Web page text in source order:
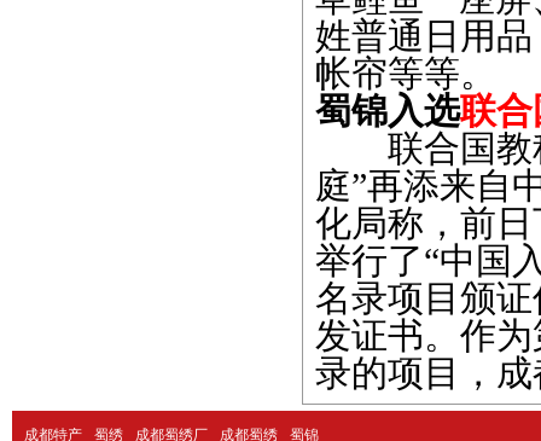
姓普通日用
帐帘等等。
蜀锦入选联
联合国教
庭”再添来
化局称，前
举行了“中国
名录项目颁
发证书。作
录的项目，
成都特产 蜀绣 成都蜀绣厂 成都蜀绣 蜀锦